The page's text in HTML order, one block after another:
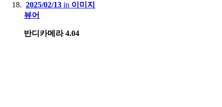
2025/02/13 in 이미지
뷰어
반디카메라 4.04